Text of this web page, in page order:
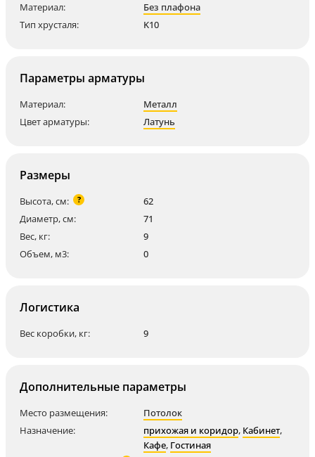
Материал:
Без плафона
Тип хрусталя:
K10
Параметры арматуры
Материал:
Металл
Цвет арматуры:
Латунь
Размеры
Высота, см: ?
62
Диаметр, см:
71
Вес, кг:
9
Объем, м3:
0
Логистика
Вес коробки, кг: 9
Дополнительные параметры
Место размещения:
Потолок
Назначение:
прихожая и коридор, Кабинет,
Кафе, Гостиная